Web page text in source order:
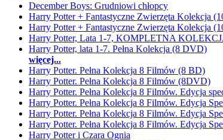
December Boys: Grudniowi chłopcy
Harry Potter + Fantastyczne Zwierzęta Kolekcja
Harry Potter + Fantastyczne Zwierzęta Kolekcja
Harry Potter, Lata 1-7, KOMPLETNA
Harry Potter, lata 1-7. Pełna Kolekcja (8 DVD)
więcej...
Harry Potter. Pełna Kolekcja 8 Filmów (8 BD)
Harry Potter. Pełna Kolekcja 8 Filmów (8DVD)
Harry Potter. Pełna Kolekcja 8 Filmów. Edycja
Harry Potter. Pełna Kolekcja 8 Filmów. Edycja
Harry Potter. Pełna Kolekcja 8 Filmów. Edycja
Harry Potter. Pełna Kolekcja 8 Filmów. Edycja
Harry Potter i Czara Ognia